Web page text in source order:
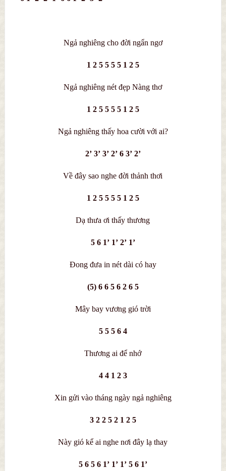
Ngả nghiêng cho đời ngẩn ngơ
1 2 5 5 5 5 1 2 5
Ngả nghiêng nét đẹp Nàng thơ
1 2 5 5 5 5 1 2 5
Ngả nghiêng thấy hoa cười với ai?
2’ 3’ 3’ 2’ 6 3’ 2’
Về đây sao nghe đời thảnh thơi
1 2 5 5 5 5 1 2 5
Dạ thưa ơi thấy thương
5 6 1’ 1’ 2’ 1’
Đong đưa in nét dài có hay
(5) 6 6 5 6 2 6 5
Mây bay vương gió trời
5 5 5 6 4
Thương ai để nhớ
4 4 1 2 3
Xin gửi vào tháng ngày ngả nghiêng
3 2 2 5 2 1 2 5
Này gió kể ai nghe nơi đây lạ thay
5 6 5 6 1’ 1’ 1’ 5 6 1’